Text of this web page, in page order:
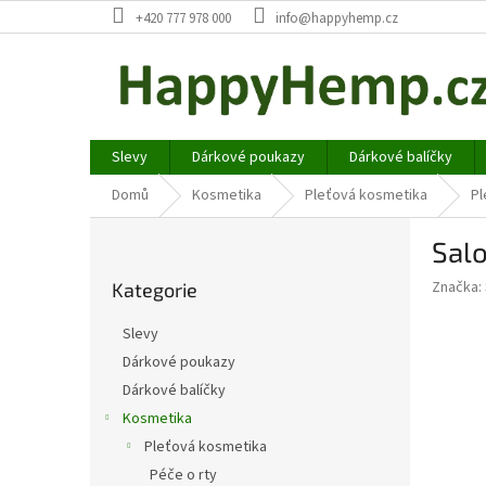
na
+420 777 978 000 info@happyhemp.cz
Slevy Dárkové poukazy Dárkové balíčky
Domů
Kosmetika Pleťová kosmetika
kategorie
Kategorie
Slevy
Dárkové poukazy
Dárkové balíčky
Kosmetika
Pleťová kosmetika
Péče o rty
Značka: